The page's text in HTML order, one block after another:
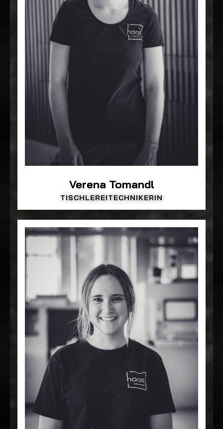
Verena Tomandl
TISCHLEREITECHNIKERIN